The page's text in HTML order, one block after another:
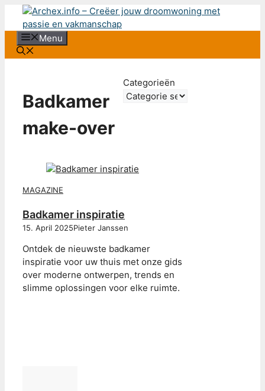
inhoud
Menu
Badkamer
make-over
Categorieën
MAGAZINE
Badkamer inspiratie
15. April 2025Pieter Janssen
Ontdek de nieuwste badkamer
inspiratie voor uw thuis met onze gids
over moderne ontwerpen, trends en
slimme oplossingen voor elke ruimte.